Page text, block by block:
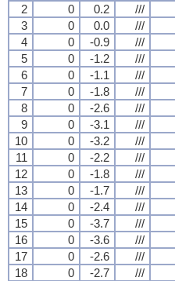
2
0 0.2 ///
3
0 0.0 ///
4
0 -0.9 ///
5
0 -1.2 ///
6
0 -1.1 ///
7
0 -1.8 ///
8
0 -2.6 ///
9
0 -3.1 ///
10
0 -3.2 ///
11
0 -2.2 ///
12
0 -1.8 ///
13
0 -1.7 ///
14
0 -2.4 ///
15
0 -3.7 ///
16
0 -3.6 ///
17
0 -2.6 ///
18
0 -2.7 ///
2
0 0.2 ///
3
0 0.0 ///
4
0 -0.9 ///
5
0 -1.2 ///
6
0 -1.1 ///
7
0 -1.8 ///
8
0 -2.6 ///
9
0 -3.1 ///
10
0 -3.2 ///
11
0 -2.2 ///
12
0 -1.8 ///
13
0 -1.7 ///
14
0 -2.4 ///
15
0 -3.7 ///
16
0 -3.6 ///
17
0 -2.6 ///
18
0 -2.7 ///
2
0 0.2 ///
3
0 0.0 ///
4
0 -0.9 ///
5
0 -1.2 ///
6
0 -1.1 ///
7
0 -1.8 ///
8
0 -2.6 ///
9
0 -3.1 ///
10
0 -3.2 ///
11
0 -2.2 ///
12
0 -1.8 ///
13
0 -1.7 ///
14
0 -2.4 ///
15
0 -3.7 ///
16
0 -3.6 ///
17
0 -2.6 ///
18
0 -2.7 ///
2
0 0.2 ///
3
0 0.0 ///
4
0 -0.9 ///
5
0 -1.2 ///
6
0 -1.1 ///
7
0 -1.8 ///
8
0 -2.6 ///
9
0 -3.1 ///
10
0 -3.2 ///
11
0 -2.2 ///
12
0 -1.8 ///
13
0 -1.7 ///
14
0 -2.4 ///
15
0 -3.7 ///
16
0 -3.6 ///
17
0 -2.6 ///
18
0 -2.7 ///